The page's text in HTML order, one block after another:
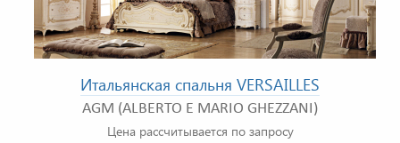
Итальянская спальня VERSAILLES
AGM (ALBERTO E MARIO GHEZZANI)
Цена рассчитывается по запросу